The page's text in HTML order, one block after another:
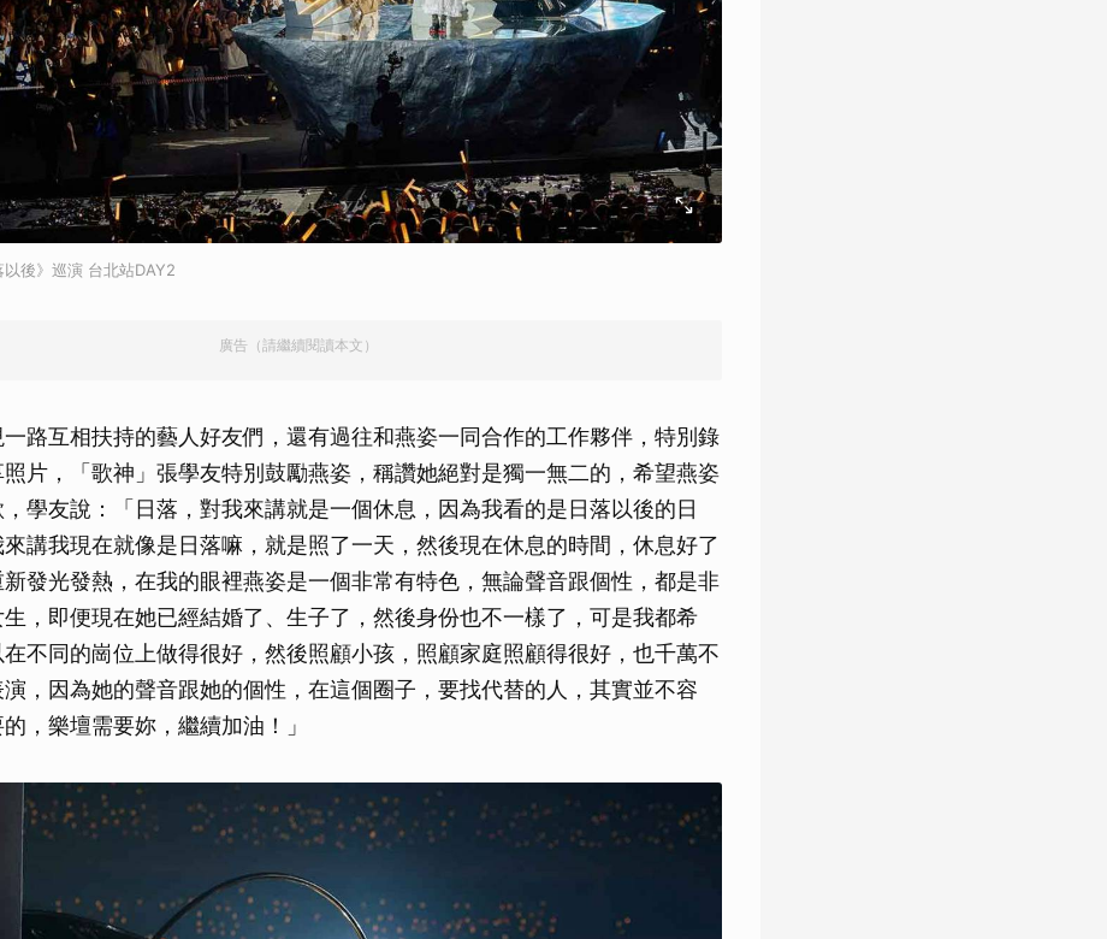
後》巡演 台北站DAY2
廣告（請繼續閱讀本文）
路互相扶持的藝人好友們，還有過往和燕姿一同合作的工作夥伴，特別錄
片，「歌神」張學友特別鼓勵燕姿，稱讚她絕對是獨一無二的，希望燕姿
學友說：「日落，對我來講就是一個休息，因為我看的是日落以後的日
講我現在就像是日落嘛，就是照了一天，然後現在休息的時間，休息好了
發光發熱，在我的眼裡燕姿是一個非常有特色，無論聲音跟個性，都是非
，即便現在她已經結婚了、生子了，然後身份也不一樣了，可是我都希
不同的崗位上做得很好，然後照顧小孩，照顧家庭照顧得很好，也千萬不
，因為她的聲音跟她的個性，在這個圈子，要找代替的人，其實並不容
，樂壇需要妳，繼續加油！」
取消